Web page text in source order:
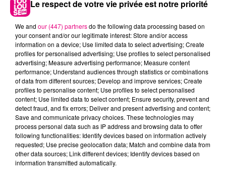
22 juillet 2026
Toulouse : circulation perturbée dans le
secteur François Verdier...
Le respect de votre vie privée est notre priorité
We and our (447) partnersdo the following data processing based on
your consent and/or our legitimate interest: Store and/or access
information on a device; Use limited data to select advertising; Create
profiles for personalised advertising; Use profiles to select personalised
advertising; Measure advertising performance; Measure content
performance; Understand audiences through statistics or combinations
of data from different sources; Develop and improve services; Create
profiles to personalise content; Use profiles to select personalised
content; Use limited data to select content; Ensure security, prevent and
detect fraud, and fix errors; Deliver and present advertising and content;
Save and communicate privacy choices. These technologies may
process personal data such as IP address and browsing data to offer
following functionalities: Identify devices based on information actively
requested; Use precise geolocation data; Match and combine data from
other data sources; Link different devices; Identify devices based on
information transmitted automatically.